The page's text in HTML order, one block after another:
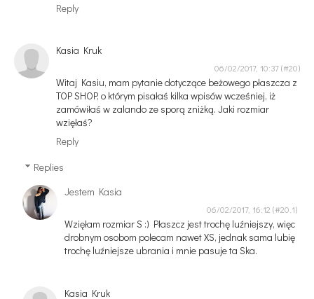
Reply
Kasia Kruk
06/02/2017, 10:37
Witaj Kasiu, mam pytanie dotyczące beżowego płaszcza z
TOP SHOP, o którym pisałaś kilka wpisów wcześniej, iż
zamówiłaś w zalando ze sporą zniżką. Jaki rozmiar
wzięłaś?
Reply
Replies
Jestem Kasia
06/02/2017, 16:12
Wzięłam rozmiar S :) Płaszcz jest trochę luźniejszy, więc
drobnym osobom polecam nawet XS, jednak sama lubię
trochę luźniejsze ubrania i mnie pasuje ta Ska.
Kasia Kruk